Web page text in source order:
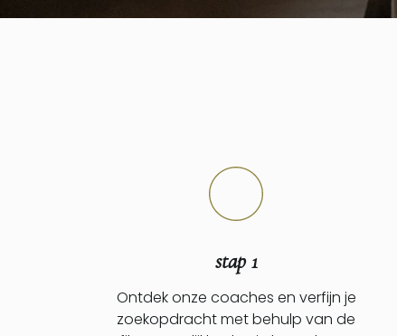
stap 1
Ontdek onze coaches en verfijn je
zoekopdracht met behulp van de